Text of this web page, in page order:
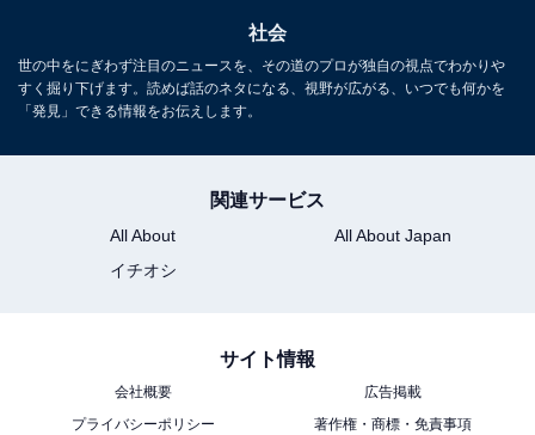
治療法については、一般的な抗生物質では歯が立たない
ため、スーパー耐性菌が耐性を獲得していないメカニズ
ムで菌を攻撃する「コリスチン」や「チゲサイクリン」
えてくるものと考えられているという。
質にも菌は耐性を持つことが予想されます。菌自身も耐
性をつくり、生き抜こうと必死に抵抗しているのです。
さらに注意すべき点は、近年、菌は進化を味方につけ
社会
世の中をにぎわず注目のニュースを、その道のプロが独自の視点でわかりや
すく掘り下げます。読めば話のネタになる、視野が広がる、いつでも何かを
「発見」できる情報をお伝えします。
関連サービス
All About
All About Japan
イチオシ
サイト情報
会社概要
広告掲載
プライバシーポリシー
著作権・商標・免責事項